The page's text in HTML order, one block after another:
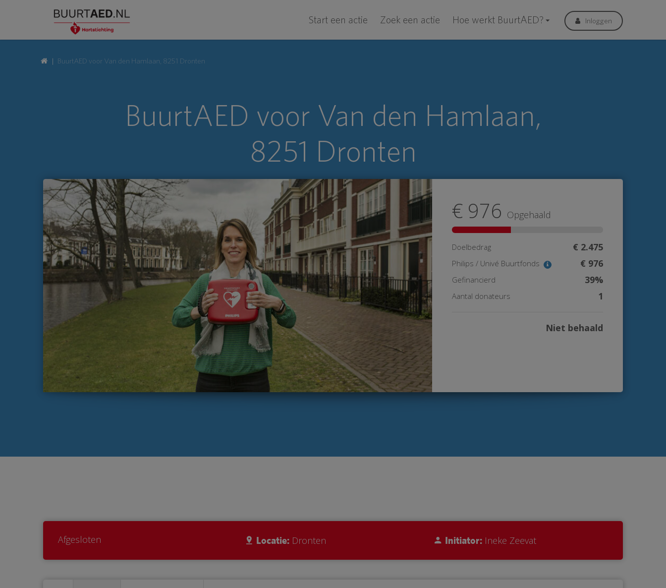
Start een actie Zoek een actie Hoe werkt BuurtAED? Inloggen
BuurtAED voor Van den Hamlaan, 8251 Dronten
BuurtAED voor Van den Hamlaan,
8251 Dronten
€ 976 Opgehaald
Doelbedrag € 2.475
Philips / Univé Buurtfonds € 976
Gefinancierd 39%
Aantal donateurs 1
Niet behaald
Afgesloten Locatie: Dronten Initiator: Ineke Zeevat